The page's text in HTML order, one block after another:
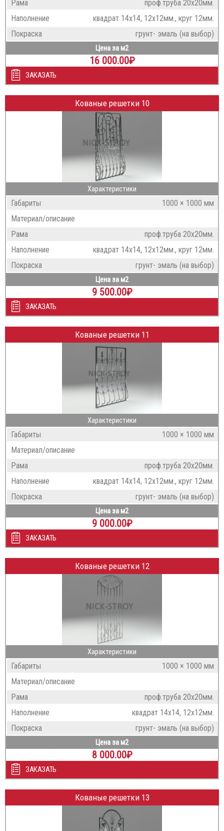
Рама
проф.труба 20х20мм.
Наполнение
квадрат 14х14, 12х12мм., круг 12мм.
Покраска
грунт- эмаль (на выбор)
Цена за м2
16 000.00₽
ЗАКАЗАТЬ
Кованые решетки 10
Характеристики
Габариты
1000 × 1000 мм
Материал/описание
Рама
проф.труба 20х20мм.
Наполнение
квадрат 14х14, 12х12мм., круг 12мм.
Покраска
грунт- эмаль (на выбор)
Цена за м2
9 500.00₽
ЗАКАЗАТЬ
Кованые решетки 11
Характеристики
Габариты
1000 × 1000 мм
Материал/описание
Рама
проф.труба 20х20мм.
Наполнение
квадрат 14х14, 12х12мм., круг 12мм.
Покраска
грунт- эмаль (на выбор)
Цена за м2
9 000.00₽
ЗАКАЗАТЬ
Кованые решетки 12
Характеристики
Габариты
1000 × 1000 мм
Материал/описание
Рама
проф.труба 20х20мм.
Наполнение
квадрат 14х14, 12х12мм.
Покраска
грунт- эмаль (на выбор)
Цена за м2
8 000.00₽
ЗАКАЗАТЬ
Кованые решетки 13